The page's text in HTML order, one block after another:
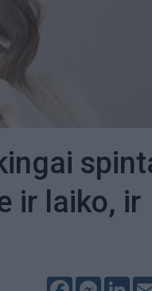
ir laiko, ir
Facebook